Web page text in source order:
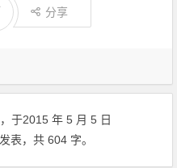
分享
于2015 年 5 月 5 日
发表，共 604 字。